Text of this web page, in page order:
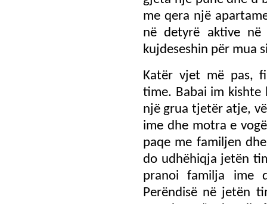
me qera një
në detyrë aktive
kujdeseshin për mua
Katër vjet më pas,
time. Babai im kishte
një grua tjetër atje,
ime dhe motra e
paqe me familjen
do udhëhiqja jetën
pranoi familja ime
Perëndisë në jetën